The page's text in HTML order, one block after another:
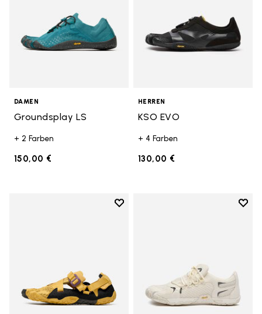
DAMEN
Groundsplay LS
+ 2 Farben
150,00 €
HERREN
KSO EVO
+ 4 Farben
130,00 €
Add to wishlist
Add